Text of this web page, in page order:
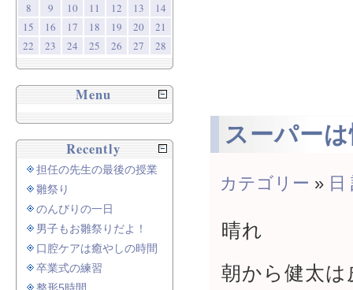
スーパー
カテゴリー » 日
晴れ
朝から健太は
8
9 10 11 12 13
14
15
16 17 18 19 20
21
22
23 24 25 26 27 28
Menu
Recently
担任の先生の最後の授業
雛祭り
のんびりの一日
男子もお雛祭りだよ！
口腔ケアは癒やしの時間
卒業式の練習